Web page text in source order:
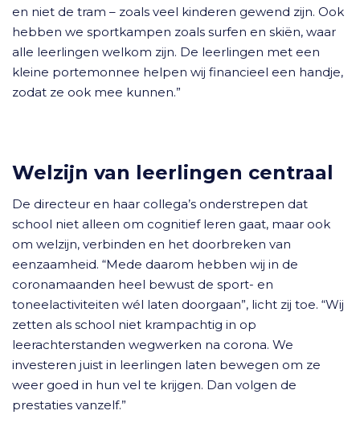
en niet de tram – zoals veel kinderen gewend zijn. Ook
hebben we sportkampen zoals surfen en skiën, waar
alle leerlingen welkom zijn. De leerlingen met een
kleine portemonnee helpen wij financieel een handje,
zodat ze ook mee kunnen.”
Welzijn van leerlingen centraal
De directeur en haar collega’s onderstrepen dat
school niet alleen om cognitief leren gaat, maar ook
om welzijn, verbinden en het doorbreken van
eenzaamheid. “Mede daarom hebben wij in de
coronamaanden heel bewust de sport- en
toneelactiviteiten wél laten doorgaan”, licht zij toe. “Wij
zetten als school niet krampachtig in op
leerachterstanden wegwerken na corona. We
investeren juist in leerlingen laten bewegen om ze
weer goed in hun vel te krijgen. Dan volgen de
prestaties vanzelf.”